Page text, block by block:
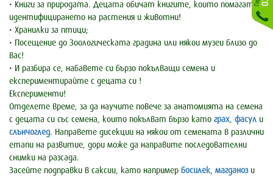
• Книги за природата. Децата обичат книгите, които помагат за
идентифицирането на растения и животни!
• Хранилки за птици;
• Посещение до Зоологическата градина или някои музеи близо до
вас!
• И разбира се, набавете си бързо покълващи семена и
експeриментирайте с децата си !
Експерименти!
Отделете време, за да научите повече за анатомията на семена
с децата си със семена, които покълват бързо като грах, фасул и
слънчоглед. Направете дисекции на някои от семената в различни
етапи на развитие, дори може да направите последователни
снимки на разсада.
Засейте подправки в саксии, като например босилек, магданоз и